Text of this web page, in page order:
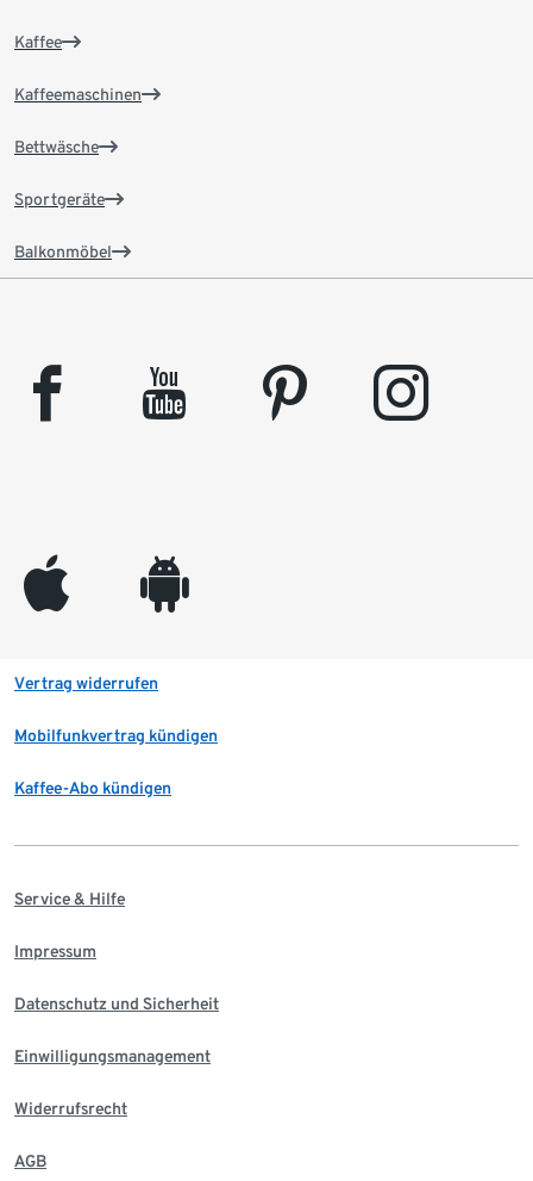
Kaffee
Kaffeemaschinen
Bettwäsche
Sportgeräte
Balkonmöbel
facebook youtube pinterest instagram
appleinc android
Vertrag widerrufen
Mobilfunkvertrag kündigen
Kaffee-Abo kündigen
Service & Hilfe
Impressum
Datenschutz und Sicherheit
Einwilligungsmanagement
Widerrufsrecht
AGB